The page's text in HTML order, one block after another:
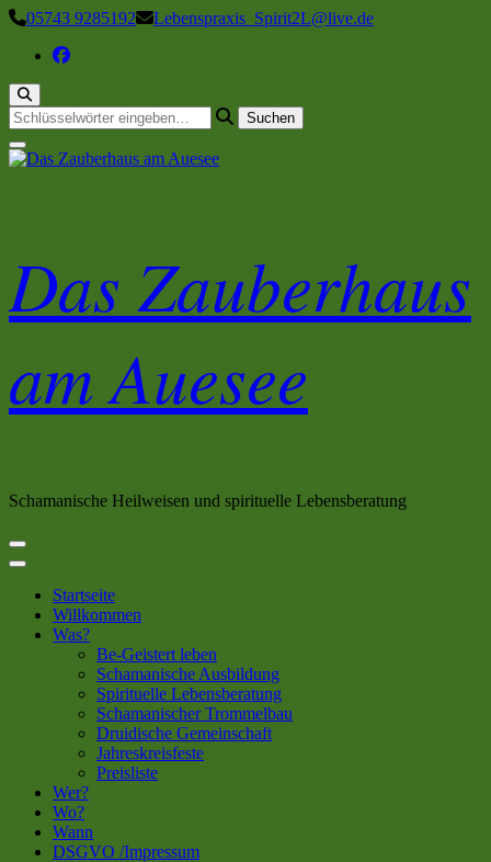
Zum
springen
05743 9285192 Lebenspraxis_Spirit2L@live.de
Suchst
du
nach
Das Zauberhaus
am Auesee
Schamanische Heilweisen und spirituelle Lebensberatung
Startseite
Willkommen
Was?
Be-Geistert leben
Schamanische Ausbildung
Spirituelle Lebensberatung
Schamanischer Trommelbau
Druidische Gemeinschaft
Jahreskreisfeste
Preisliste
Wer?
Wo?
Wann
DSGVO /Impressum